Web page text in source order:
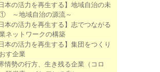
日本の活力を再生する】地域自治の未
～地域自治の源流～
日本の活力を再生する】志でつながる
ネットワークの構築
日本の活力を再生する】集団をつくり
す企業
情勢の行方、生き残る企業（コロ